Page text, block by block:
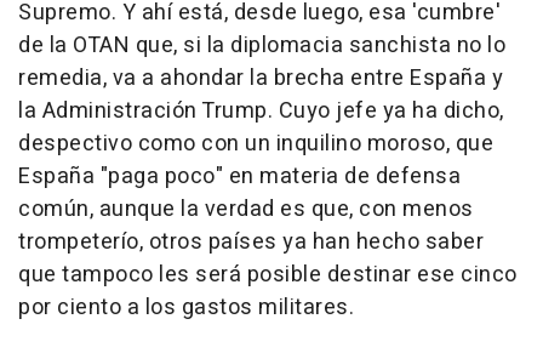
Supremo. Y ahí está, desde luego, esa 'cumbre'
de la OTAN que, si la diplomacia sanchista no lo
remedia, va a ahondar la brecha entre España y
la Administración Trump. Cuyo jefe ya ha dicho,
despectivo como con un inquilino moroso, que
España "paga poco" en materia de defensa
común, aunque la verdad es que, con menos
trompeterío, otros países ya han hecho saber
que tampoco les será posible destinar ese cinco
por ciento a los gastos militares.